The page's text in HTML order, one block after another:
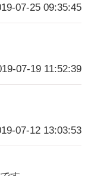
07-25 09:35:45
07-19 11:52:39
07-12 13:03:53